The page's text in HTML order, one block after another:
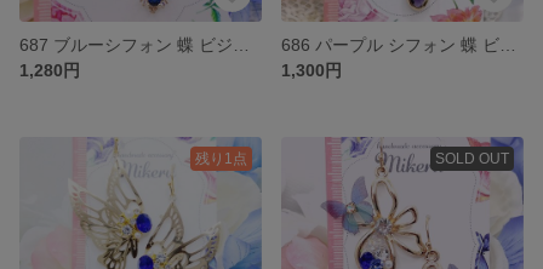
1,280円
1,300円
残り1点 SOLD OUT